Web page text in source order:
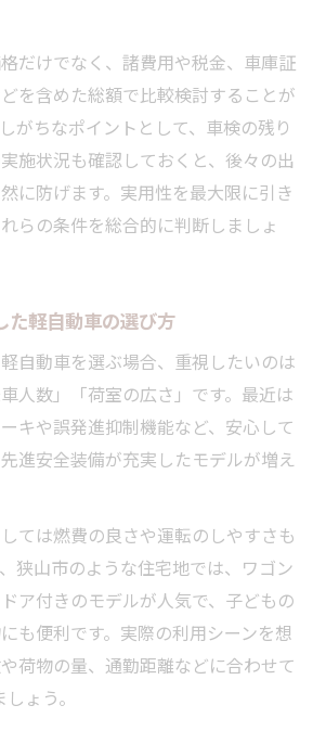
だけでなく、諸費用や税金、車庫証
を含めた総額で比較検討することが
がちなポイントとして、車検の残り
施状況も確認しておくと、後々の出
に防げます。実用性を最大限に引き
らの条件を総合的に判断しましょ
た軽自動車の選び方
自動車を選ぶ場合、重視したいのは
人数」「荷室の広さ」です。最近は
キや誤発進抑制機能など、安心して
進安全装備が充実したモデルが増え
ては燃費の良さや運転のしやすさも
狭山市のような住宅地では、ワゴン
ア付きのモデルが人気で、子どもの
も便利です。実際の利用シーンを想
荷物の量、通勤距離などに合わせて
ょう。